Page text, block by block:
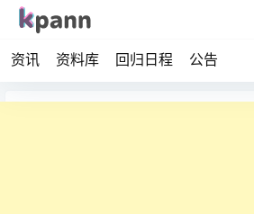
资讯 资料库 回归日程 公告